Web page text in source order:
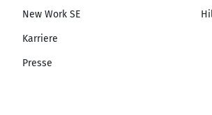
New Work SE
Karriere
Presse